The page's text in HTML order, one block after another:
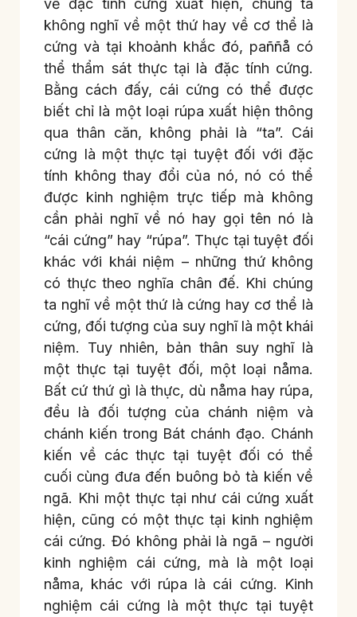
về đặc tính cứng xuất hiện, chúng ta
không nghĩ về một thứ hay về cơ thể là
cứng và tại khoảnh khắc đó, paññå có
thể thẩm sát thực tại là đặc tính cứng.
Bằng cách đấy, cái cứng có thể được
biết chỉ là một loại rúpa xuất hiện thông
qua thân căn, không phải là “ta”. Cái
cứng là một thực tại tuyệt đối với đặc
tính không thay đổi của nó, nó có thể
được kinh nghiệm trực tiếp mà không
cần phải nghĩ về nó hay gọi tên nó là
“cái cứng” hay “rúpa”. Thực tại tuyệt đối
khác với khái niệm – những thứ không
có thực theo nghĩa chân đế. Khi chúng
ta nghĩ về một thứ là cứng hay cơ thể là
cứng, đối tượng của suy nghĩ là một khái
niệm. Tuy nhiên, bản thân suy nghĩ là
một thực tại tuyệt đối, một loại nåma.
Bất cứ thứ gì là thực, dù nåma hay rúpa,
đều là đối tượng của chánh niệm và
chánh kiến trong Bát chánh đạo. Chánh
kiến về các thực tại tuyệt đối có thể
cuối cùng đưa đến buông bỏ tà kiến về
ngã. Khi một thực tại như cái cứng xuất
hiện, cũng có một thực tại kinh nghiệm
cái cứng. Đó không phải là ngã – người
kinh nghiệm cái cứng, mà là một loại
nåma, khác với rúpa là cái cứng. Kinh
nghiệm cái cứng là một thực tại tuyệt